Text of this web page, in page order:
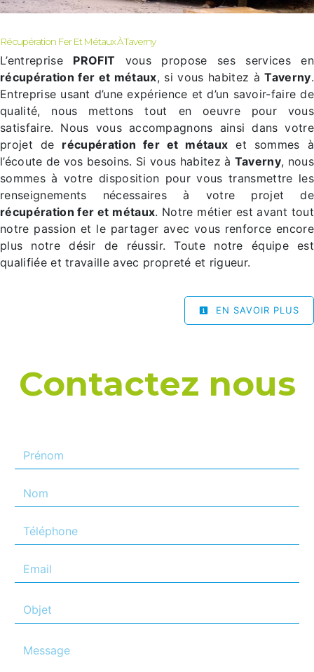
Récupération Fer Et Métaux À Taverny
L’entreprise PROFIT vous propose ses services en
récupération fer et métaux, si vous habitez àTaverny.
Entreprise usant d’une expérience et d’un savoir-faire de
qualité, nous mettons tout en oeuvre pour vous
satisfaire. Nous vous accompagnons ainsi dans votre
projet de récupération fer et métaux et sommes à
l’écoute de vos besoins. Si vous habitez à Taverny, nous
sommes à votre disposition pour vous transmettre les
renseignements nécessaires à votre projet de
récupération fer et métaux. Notre métier est avant tout
notre passion et le partager avec vous renforce encore
plus notre désir de réussir. Toute notre équipe est
qualifiée et travaille avec propreté et rigueur.
EN SAVOIR PLUS
Contactez nous